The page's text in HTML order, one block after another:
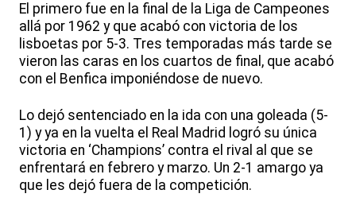
El primero fue en la final de la Liga de Campeones
allá por 1962 y que acabó con victoria de los
lisboetas por 5-3. Tres temporadas más tarde se
vieron las caras en los cuartos de final, que acabó
con el Benfica imponiéndose de nuevo.
Lo dejó sentenciado en la ida con una goleada (5-
1) y ya en la vuelta el Real Madrid logró su única
victoria en ‘Champions’ contra el rival al que se
enfrentará en febrero y marzo. Un 2-1 amargo ya
que les dejó fuera de la competición.